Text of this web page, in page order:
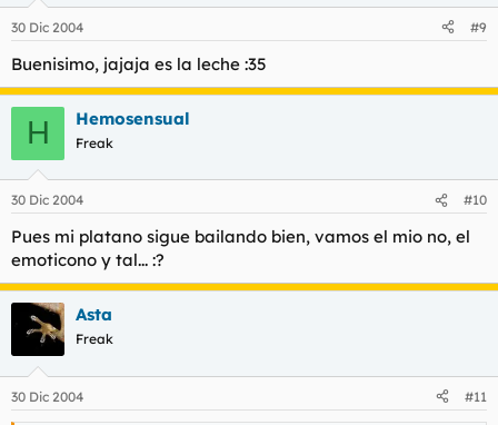
30 Dic 2004 #9
Buenisimo, jajaja es la leche :35
H Hemosensual
Freak
30 Dic 2004 #10
Pues mi platano sigue bailando bien, vamos el mio no, el
emoticono y tal... :?
Asta
Freak
30 Dic 2004 #11